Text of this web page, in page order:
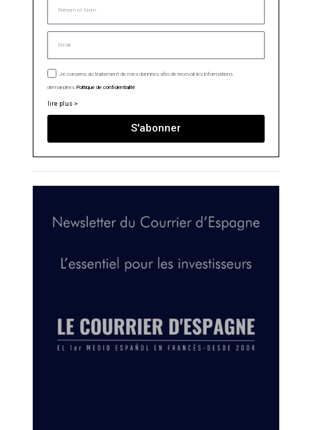
Je consens au traitement de mes données afin de recevoir les informations
demandées. Politique de confidentialité
lire plus >
S'abonner